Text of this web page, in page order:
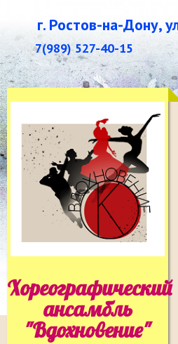
г. Ростов-на-Дону,
7(989) 527-40-15
Хореографический
ансамбль
"Вдохновение"